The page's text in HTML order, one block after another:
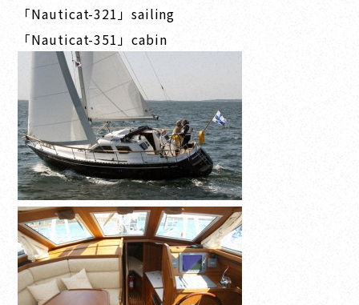
「Nauticat-321」sailing
「Nauticat-351」cabin